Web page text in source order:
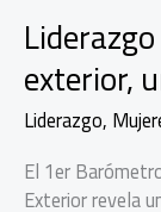
exterior,
Liderazgo,
El 1er
Exterior revela